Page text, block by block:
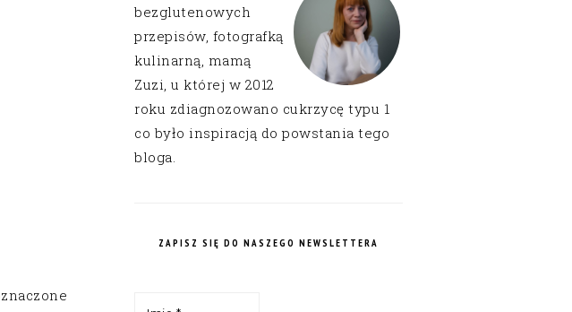
bezglutenowych
przepisów, fotografką
kulinarną, mamą
Zuzi, u której w 2012
roku zdiagnozowano cukrzycę typu 1
co było inspiracją do powstania tego
bloga.
ZAPISZ SIĘ DO NASZEGO NEWSLETTERA